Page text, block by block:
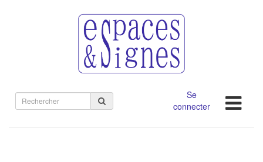
Rechercher
sur
Se
connecter